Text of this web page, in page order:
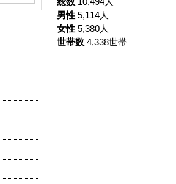
男性 5,114人
女性 5,380人
世帯数 4,338世帯